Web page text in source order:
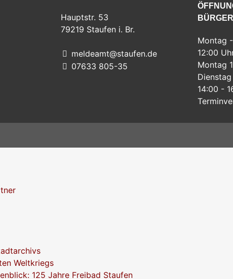
Hauptstr. 53
79219 Staufen i. Br.
meldeamt@staufen.de
07633 805-35
Montag
12:00
Montag
14:00 -
Weltkriegs
125 Jahre Freibad Staufen